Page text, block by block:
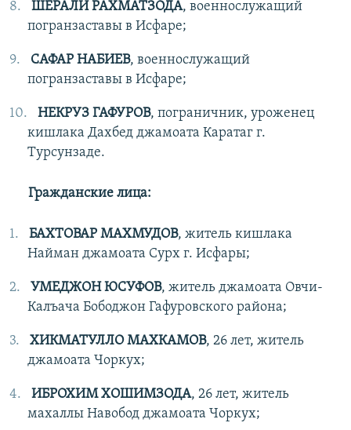
ШЕРАЛИ РАХМАТЗОДА, военнослужащий
погранзаставы в Исфаре;
САФАР НАБИЕВ, военнослужащий
погранзаставы в Исфаре;
НЕКРУЗ ГАФУРОВ, пограничник, уроженец
кишлака Дахбед джамоата Каратаг г.
Турсунзаде.
Гражданские лица:
БАХТОВАР МАХМУДОВ, житель кишлака
Найман джамоата Сурх г. Исфары;
УМЕДЖОН ЮСУФОВ, житель джамоата Овчи-
Калъача Бободжон Гафуровского района;
ХИКМАТУЛЛО МАХКАМОВ, 26 лет, житель
джамоата Чоркух;
ИБРОХИМ ХОШИМЗОДА, 26 лет, житель
махаллы Навобод джамоата Чоркух;